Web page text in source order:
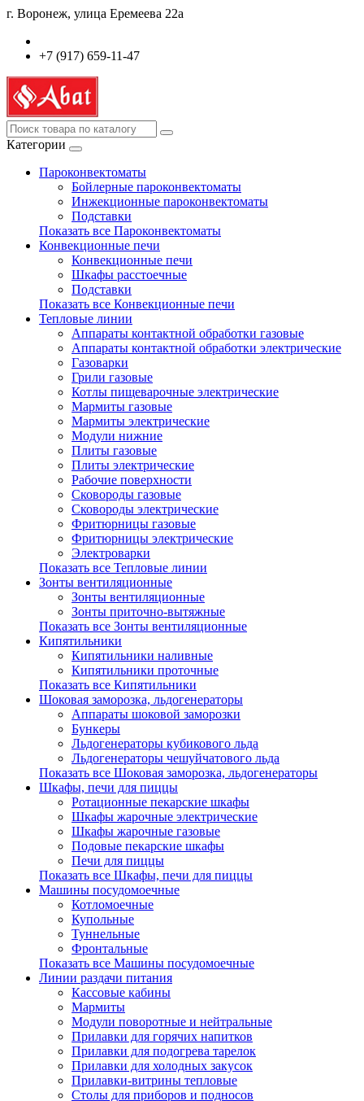
г. Воронеж, улица Еремеева 22а
+7 (917) 659-11-47
Категории
Пароконвектоматы
Бойлерные пароконвектоматы
Инжекционные пароконвектоматы
Подставки
Показать все Пароконвектоматы
Конвекционные печи
Конвекционные печи
Шкафы расстоечные
Подставки
Показать все Конвекционные печи
Тепловые линии
Аппараты контактной обработки газовые
Аппараты контактной обработки электрические
Газоварки
Грили газовые
Котлы пищеварочные электрические
Мармиты газовые
Мармиты электрические
Модули нижние
Плиты газовые
Плиты электрические
Рабочие поверхности
Сковороды газовые
Сковороды электрические
Фритюрницы газовые
Фритюрницы электрические
Электроварки
Показать все Тепловые линии
Зонты вентиляционные
Зонты вентиляционные
Зонты приточно-вытяжные
Показать все Зонты вентиляционные
Кипятильники
Кипятильники наливные
Кипятильники проточные
Показать все Кипятильники
Шоковая заморозка, льдогенераторы
Аппараты шоковой заморозки
Бункеры
Льдогенераторы кубикового льда
Льдогенераторы чешуйчатового льда
Показать все Шоковая заморозка, льдогенераторы
Шкафы, печи для пиццы
Ротационные пекарские шкафы
Шкафы жарочные электрические
Шкафы жарочные газовые
Подовые пекарские шкафы
Печи для пиццы
Показать все Шкафы, печи для пиццы
Машины посудомоечные
Котломоечные
Купольные
Туннельные
Фронтальные
Показать все Машины посудомоечные
Линии раздачи питания
Кассовые кабины
Мармиты
Модули поворотные и нейтральные
Прилавки для горячих напитков
Прилавки для подогрева тарелок
Прилавки для холодных закусок
Прилавки-витрины тепловые
Столы для приборов и подносов